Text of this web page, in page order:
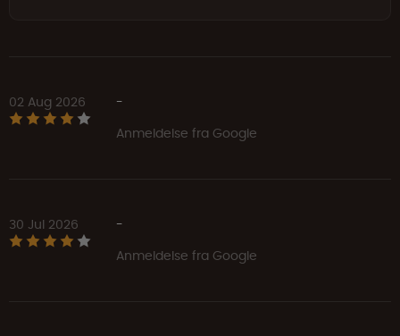
02 Aug 2026
-
Anmeldelse fra Google
30 Jul 2026
-
Anmeldelse fra Google